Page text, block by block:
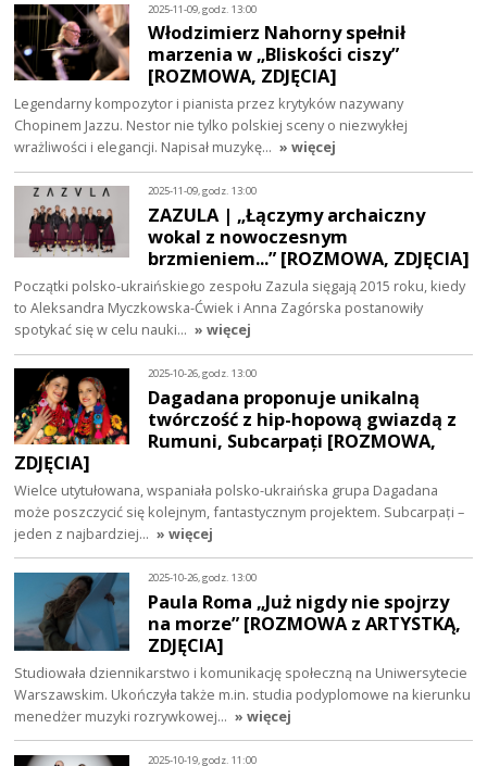
2025-11-09, godz. 13:00
Włodzimierz Nahorny spełnił
marzenia w „Bliskości ciszy”
[ROZMOWA, ZDJĘCIA]
Legendarny kompozytor i pianista przez krytyków nazywany
Chopinem Jazzu. Nestor nie tylko polskiej sceny o niezwykłej
wrażliwości i elegancji. Napisał muzykę… » więcej
2025-11-09, godz. 13:00
ZAZULA | „Łączymy archaiczny
wokal z nowoczesnym
brzmieniem...” [ROZMOWA, ZDJĘCIA]
Początki polsko-ukraińskiego zespołu Zazula sięgają 2015 roku, kiedy
to Aleksandra Myczkowska-Ćwiek i Anna Zagórska postanowiły
spotykać się w celu nauki… » więcej
2025-10-26, godz. 13:00
Dagadana proponuje unikalną
twórczość z hip-hopową gwiazdą z
Rumuni, Subcarpați [ROZMOWA,
ZDJĘCIA]
Wielce utytułowana, wspaniała polsko-ukraińska grupa Dagadana
może poszczycić się kolejnym, fantastycznym projektem. Subcarpați –
jeden z najbardziej… » więcej
2025-10-26, godz. 13:00
Paula Roma „Już nigdy nie spojrzy
na morze” [ROZMOWA z ARTYSTKĄ,
ZDJĘCIA]
Studiowała dziennikarstwo i komunikację społeczną na Uniwersytecie
Warszawskim. Ukończyła także m.in. studia podyplomowe na kierunku
menedżer muzyki rozrywkowej… » więcej
2025-10-19, godz. 11:00